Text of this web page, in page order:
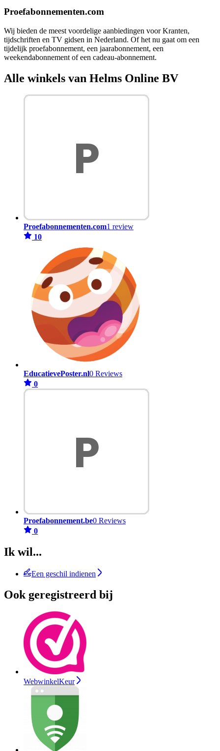
Proefabonnementen.com
Wij bieden de meest voordelige aanbiedingen voor Kranten,
tijdschriften en TV gidsen in Nederland. Of het nu gaat om een
tijdelijk proefabonnement, een jaarabonnement, een
weekendabonnement of een cadeau-abonnement.
Alle winkels van Helms Online BV
Proefabonnementen.com1 review
10
EducatievePoster.nl0 Reviews
0
Proefabonnement.be0 Reviews
0
Ik wil...
Een geschil indienen
Ook geregistreerd bij
WebwinkelKeur